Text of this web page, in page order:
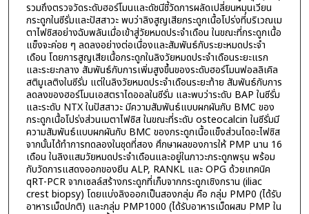
รวมถึงตรวจวัดระดับฮอร์โมนและดัชนีชี้วัดการผลัดเปลี่ยนหมุนเวียน
กระดูกในซีรั่มและปัสสาวะ พบว่าลิงสูญเสียกระดูกเนื้อโปร่งที่บริเวณเม
ตาไฟซิสอย่างฉับพลันเมื่อเข้าสู่วัยหมดประจำเดือน ในขณะที่กระดูกเนื้อ
แข็งจะค่อย ๆ ลดลงอย่างต่อเนื่องและสัมพันธ์กับระยะหมดประจำ
เดือน โดยการสูญเสียเนื้อกระดูกในลิงวัยหมดประจำเดือนระยะแรก
และระยะกลาง สัมพันธ์กับการเพิ่มสูงขึ้นของระดับฮอร์โมนฟอลลิเคิล
สติมูเลติงในซีรั่ม แต่ในลิงวัยหมดประจำเดือนระยะท้าย สัมพันธ์กับการ
ลดลงของฮอร์โมนเอสตราไดออลในซีรั่ม และพบว่าระดับ BAP ในซีรั่ม
และระดับ NTX ในปัสสาวะ มีความสัมพันธ์แบบผกผันกับ BMC ของ
กระดูกเนื้อโปร่งส่วนเมตาไฟซิส ในขณะที่ระดับ osteocalcin ในซีรั่มมี
ความสัมพันธ์แบบผกผันกับ BMC ของกระดูกเนื้อแข็งส่วนไดอะไฟซิส
จากนั้นได้ทำการทดลองในชุดที่สอง ศึกษาผลของการให้ PMP นาน 16
เดือน ในลิงแสมวัยหมดประจำเดือนและอยู่ในภาวะกระดูกพรุน พร้อม
กับวัดการแสดงออกของยีน ALP, RANKL และ OPG ด้วยเทคนิค
qRT-PCR จากเซลล์สร้างกระดูกที่เก็บจากกระดูกเชิงกราน (iliac
crest biopsy) โดยแบ่งลิงออกเป็นสองกลุ่ม คือ กลุ่ม PMP0 (ได้รับ
อาหารเม็ดปกติ) และกลุ่ม PMP1000 (ได้รับอาหารเม็ดผสม PMP ใน